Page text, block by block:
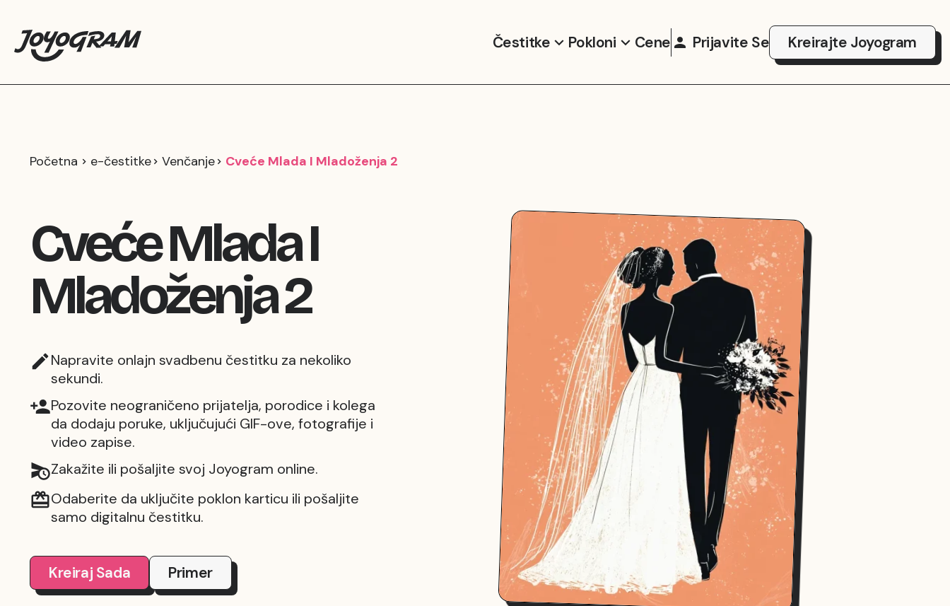
Čestitke Pokloni Cene Prijavite Se Kreirajte Joyogram
Početna e-čestitke Venčanje Cveće Mlada I Mladoženja 2
Cveće Mlada I
Mladoženja 2
Napravite onlajn svadbenu čestitku za nekoliko
sekundi.
Pozovite neograničeno prijatelja, porodice i kolega
da dodaju poruke, uključujući GIF-ove, fotografije i
video zapise.
Zakažite ili pošaljite svoj Joyogram online.
Odaberite da uključite poklon karticu ili pošaljite
samo digitalnu čestitku.
Kreiraj Sada Primer